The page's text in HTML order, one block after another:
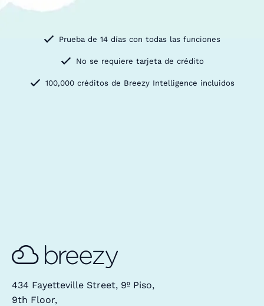
Prueba de 14 días con todas las funciones
No se requiere tarjeta de crédito
100,000 créditos de Breezy Intelligence incluidos
434 Fayetteville Street, 9º Piso,
9th Floor,